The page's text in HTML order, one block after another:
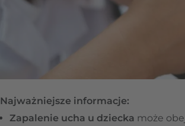
Najważniejsze informacje:
Zapalenie ucha u dziecka może